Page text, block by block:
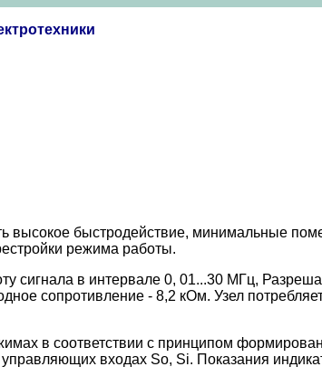
высокое быстродействие, минимальные
режима работы.
сигнала в интервале 0, 01...30 МГц,
сопротивление - 8,2 кОм. Узел
в соответствии с принципом
входах So, Si. Показания